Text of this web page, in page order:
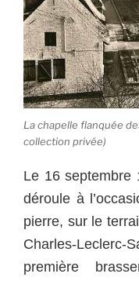
La chapelle flanquée
collection privée)
Le 16 septembre
déroule à
pierre, sur le
Charles-Leclerc-
première